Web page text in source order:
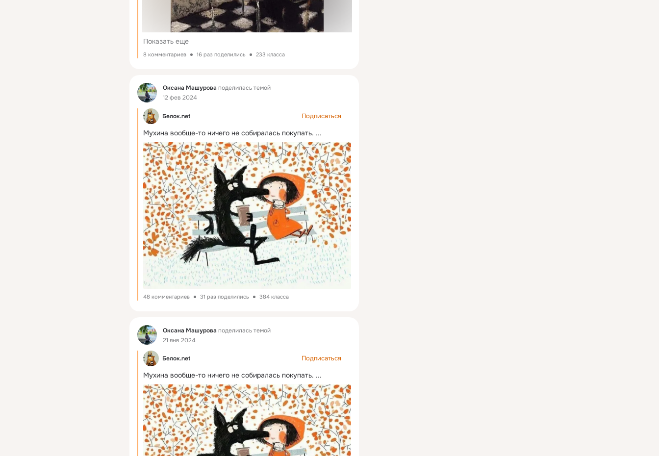
Показать еще
8 комментариев 16 раз поделились 233 класса
Фид Оксана Машурова поделилась темой
12 фев 2024
Белок.net Подписаться
Мухина вообще-то ничего не собиралась покупать. ...
48 комментариев 31 раз поделились 384 класса
Фид Оксана Машурова поделилась темой
21 янв 2024
Белок.net Подписаться
Мухина вообще-то ничего не собиралась покупать. ...